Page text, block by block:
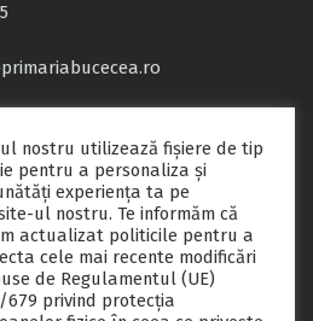
Națională nr.71, județul
nostru utilizează fişiere de tip
pentru a personaliza și
experiența ta pe
ul nostru. Te informăm că
actualizat politicile pentru a
cele mai recente modificări
de Regulamentul (UE)
679 privind protecția